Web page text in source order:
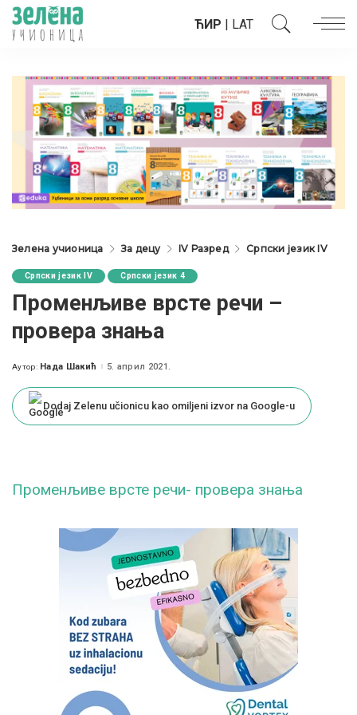
ЋИР | LAT
Зелена учионица За децу IV Разред Српски језик IV
Српски језик IV Српски језик 4
Променљиве врсте речи –
провера знања
Posted
Аутор: Нада Шакић 5. април 2021.
Dodaj Zelenu učionicu kao omiljeni izvor na Google-u
Променљиве врсте речи- провера знања